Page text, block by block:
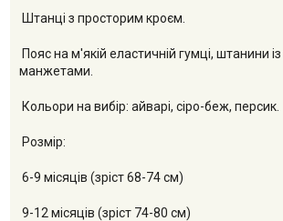
Штанці з просторим кроєм.
Пояс на м'якій еластичній гумці, штанини
манжетами.
Кольори на вибір: айварі, сіро-беж, персик.
Розмір:
6-9 місяців (зріст 68-74 см)
9-12 місяців (зріст 74-80 см)